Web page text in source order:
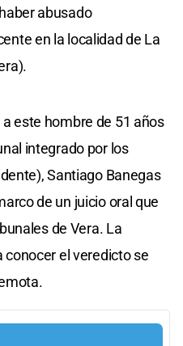
abusado
en la localidad de La
este hombre de 51 años
integrado por los
Santiago Banegas
de un juicio oral que
de Vera. La
conocer el veredicto se